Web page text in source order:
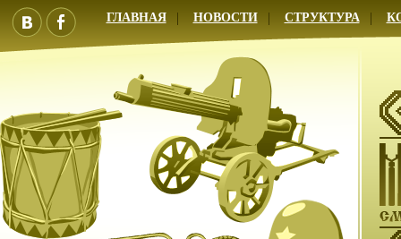
ГЛАВНАЯ НОВОСТИ СТРУКТУРА